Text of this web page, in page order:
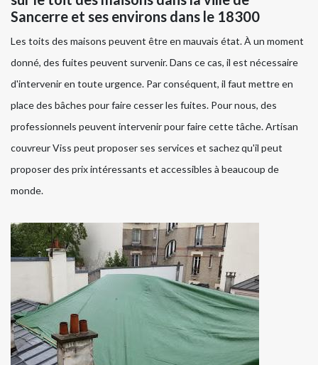
Sancerre et ses environs dans le 18300
Les toits des maisons peuvent être en mauvais état. À un moment
donné, des fuites peuvent survenir. Dans ce cas, il est nécessaire
d'intervenir en toute urgence. Par conséquent, il faut mettre en
place des bâches pour faire cesser les fuites. Pour nous, des
professionnels peuvent intervenir pour faire cette tâche. Artisan
couvreur Viss peut proposer ses services et sachez qu'il peut
proposer des prix intéressants et accessibles à beaucoup de
monde.